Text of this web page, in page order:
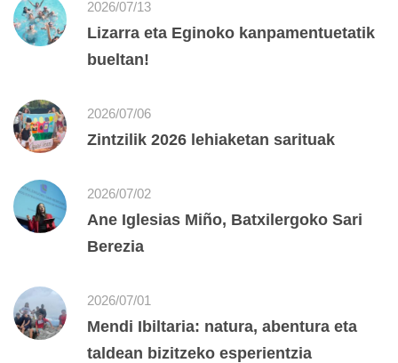
2026/07/13
Lizarra eta Eginoko kanpamentuetatik
bueltan!
2026/07/06
Zintzilik 2026 lehiaketan sarituak
2026/07/02
Ane Iglesias Miño, Batxilergoko Sari
Berezia
2026/07/01
Mendi Ibiltaria: natura, abentura eta
taldean bizitzeko esperientzia